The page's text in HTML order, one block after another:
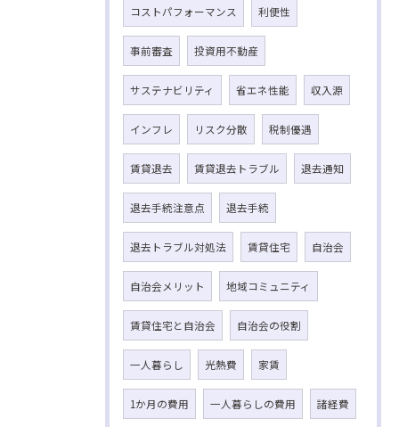
コストパフォーマンス 利便性
事前審査 投資用不動産
サステナビリティ 省エネ性能 収入源
インフレ リスク分散 税制優遇
賃貸退去 賃貸退去トラブル 退去通知
退去手続注意点 退去手続
退去トラブル対処法 賃貸住宅 自治会
自治会メリット 地域コミュニティ
賃貸住宅と自治会 自治会の役割
一人暮らし 光熱費 家賃
1か月の費用 一人暮らしの費用 諸経費